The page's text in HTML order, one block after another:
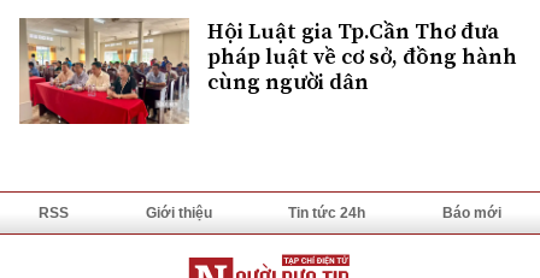
Hội Luật gia Tp.Cần Thơ đưa
pháp luật về cơ sở, đồng hành
cùng người dân
RSS Giới thiệu Tin tức 24h Báo mới